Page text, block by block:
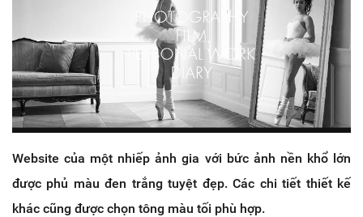
Website của một nhiếp ảnh gia với bức ảnh nền khổ lớn
được phủ màu đen trắng tuyệt đẹp. Các chi tiết thiết kế
khác cũng được chọn tông màu tối phù hợp.